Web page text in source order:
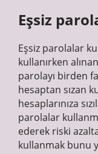
Eşsiz
Eşsiz parolalar
kullanırken
parolayı birden
hesaptan sızan
hesaplarınıza
parolalar
ederek riski
kullanmak bunu